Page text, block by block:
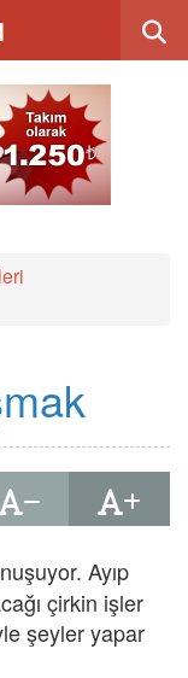
Ayıp
çirkin işler
şeyler yapar